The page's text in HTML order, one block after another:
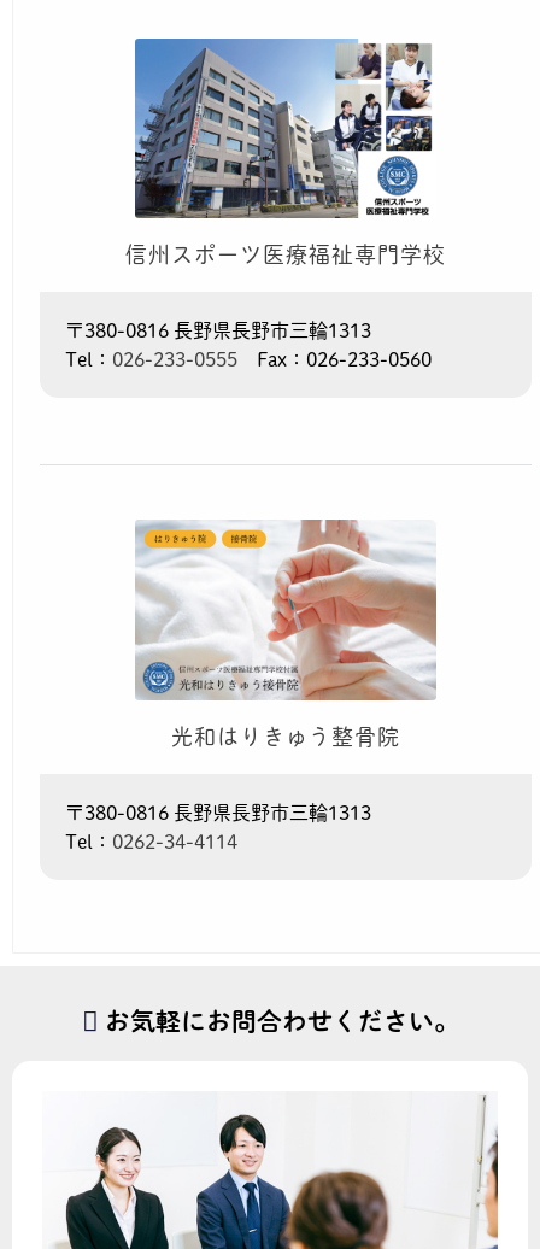
信州スポーツ医療福祉専門学校
〒380-0816 長野県長野市三輪1313
Tel： 026-233-0555Fax：026-233-0560
光和はりきゅう整骨院
〒380-0816 長野県長野市三輪1313
Tel： 0262-34-4114
お気軽にお問合わせください。